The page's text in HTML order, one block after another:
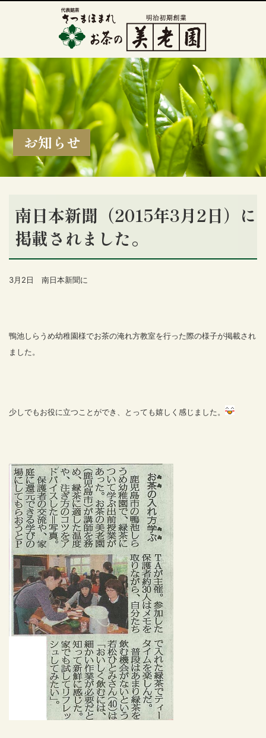
お知らせ
南日本新聞（2015年3月2日）に
掲載されました。
3月2日 南日本新聞に
鴨池しらうめ幼稚園様でお茶の淹れ方教室を行った際の様子が掲載され
ました。
少しでもお役に立つことができ、とっても嬉しく感じました。